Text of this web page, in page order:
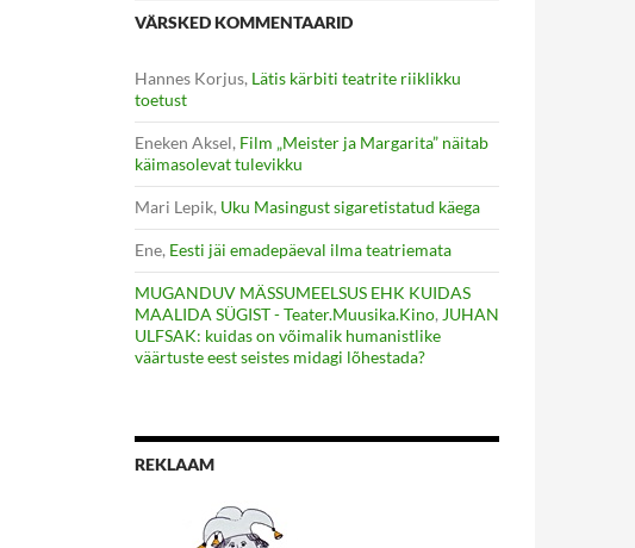
VÄRSKED KOMMENTAARID
Hannes Korjus, Lätis kärbiti teatrite riiklikku
toetust
Eneken Aksel, Film „Meister ja Margarita” näitab
käimasolevat tulevikku
Mari Lepik, Uku Masingust sigaretistatud käega
Ene, Eesti jäi emadepäeval ilma teatriemata
MUGANDUV MÄSSUMEELSUS EHK KUIDAS
MAALIDA SÜGIST - Teater.Muusika.Kino, JUHAN
ULFSAK: kuidas on võimalik humanistlike
väärtuste eest seistes midagi lõhestada?
REKLAAM